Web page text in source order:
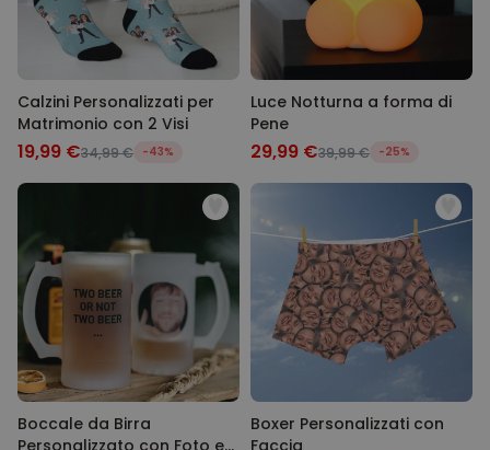
Calzini Personalizzati per
Matrimonio con 2 Visi
19,99 €34,99 € -43%
Luce Notturna a forma di
Pene
29,99 €39,99 € -25%
Boccale da Birra
Personalizzato con Foto e
Boxer Personalizzati con
Faccia